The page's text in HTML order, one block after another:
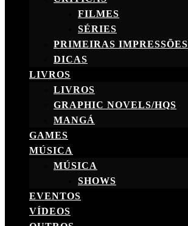
FILMES
SÉRIES
PRIMEIRAS IMPRESSÕES
DICAS
LIVROS
LIVROS
GRAPHIC NOVELS/HQS
MANGÁ
GAMES
MÚSICA
MÚSICA
SHOWS
EVENTOS
VÍDEOS